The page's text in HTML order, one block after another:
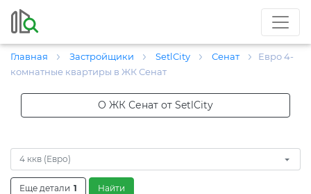
Главная Застройщики SetlCity Сенат
Евро 4-
комнатные квартиры в ЖК Сенат
О ЖК Сенат от SetlCity
4 ккв (Евро)
Еще детали 1 Найти